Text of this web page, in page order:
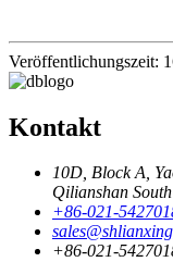
Veröffentlichungszeit:
Kontakt
10D, Block A,
Qilianshan
+86-021-
+86-021-